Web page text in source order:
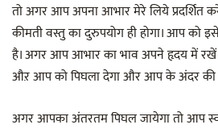
तो अगर आप अपना आभार मेरे लिये प्रदर्शित
कीमती वस्तु का दुरुपयोग ही होगा। आप को
है। अगर आप आभार का भाव अपने हृदय में
औऱ आप को पिघला देगा और आप के अंदर की
अगर आपका अंतरतम पिघल जायेगा तो आप